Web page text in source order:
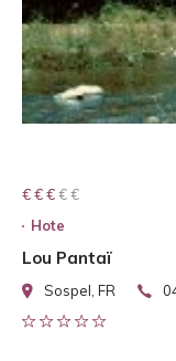
€ € € € €
€ € €
Hote
Lou Pantaï
Sospel, FR